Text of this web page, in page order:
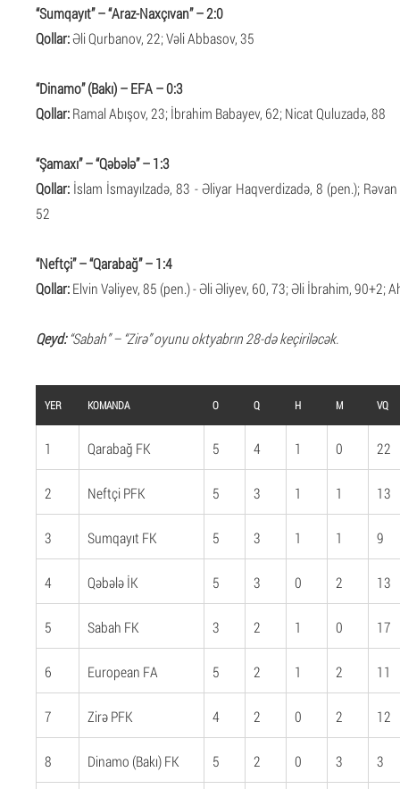
“Sumqayıt” – “Araz-Naxçıvan” – 2:0
Qollar:Əli Qurbanov, 22; Vəli Abbasov, 35
“Dinamo” (Bakı) – EFA – 0:3
Qollar:Ramal Abışov, 23; İbrahim Babayev, 62; Nicat Quluzadə, 88
“Şamaxı” – “Qəbələ” – 1:3
Qollar: İslam İsmayılzadə, 83 - Əliyar Haqverdizadə, 8 (pen.);
52
“Neftçi” – “Qarabağ” – 1:4
Qollar:Elvin Vəliyev, 85 (pen.) - Əli Əliyev, 60, 73; Əli İbrahim, 90+2;
Qeyd:“Sabah” – “Zirə” oyunu oktyabrın 28-də keçiriləcək.
YER KOMANDA O Q H M VQ
1 Qarabağ FK 5 4 1 0 22
2 Neftçi PFK 5 3 1 1 13
3 Sumqayıt FK 5 3 1 1 9
4 Qəbələ İK 5 3 0 2 13
5 Sabah FK 3 2 1 0 17
6 European FA 5 2 1 2 11
7 Zirə PFK 4 2 0 2 12
8 Dinamo (Bakı) FK 5 2 0 3 3